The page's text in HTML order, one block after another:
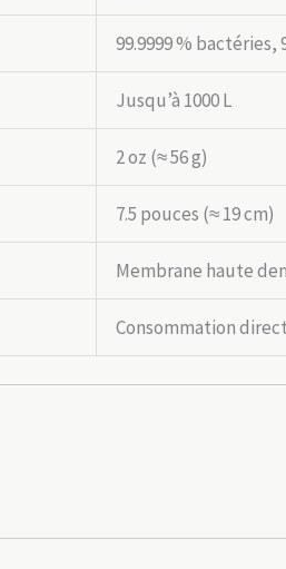
99.9999 % bactéries,
Jusqu’à 1000 L
2 oz (≈ 56 g)
7.5 pouces (≈ 19 cm)
Membrane haute
Consommation